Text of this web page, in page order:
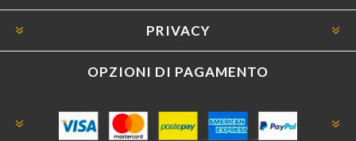
PRIVACY
OPZIONI DI PAGAMENTO